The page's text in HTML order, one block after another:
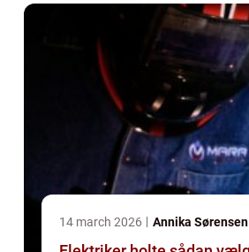
14 march 2026 Annika Sørensen